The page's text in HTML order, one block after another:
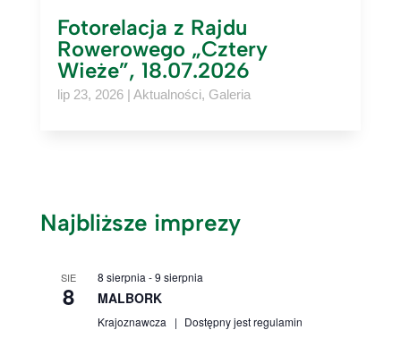
Fotorelacja z Rajdu
Rowerowego „Cztery
Wieże”, 18.07.2026
lip 23, 2026| Aktualności, Galeria
Najbliższe imprezy
SIE
8
8 sierpnia-9 sierpnia
MALBORK
Krajoznawcza Dostępny jest regulamin